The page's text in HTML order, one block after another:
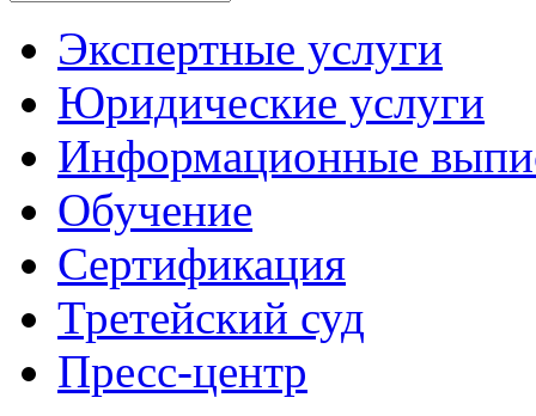
Экспертные услуги
Юридические услуги
Информационные
Обучение
Сертификация
Третейский суд
Пресс-центр